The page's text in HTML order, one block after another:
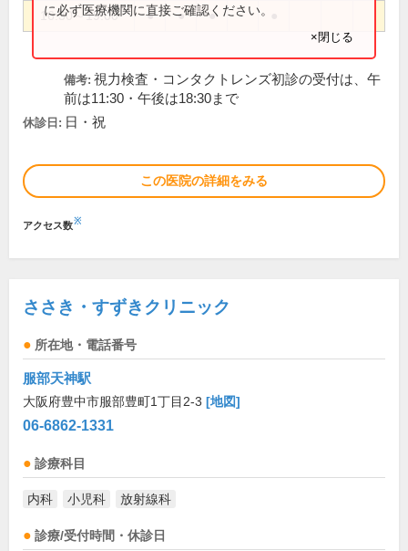
16:30～19:00 ● ● ●
に必ず医療機関に直接ご確認ください。
×閉じる
備考: 視力検査・コンタクトレンズ初診の受付は、午
前は11:30・午後は18:30まで
休診日: 日・祝
この医院の詳細をみる
アクセス数※
ささき・すずきクリニック
所在地・電話番号
服部天神駅
大阪府豊中市服部豊町1丁目2-3 [地図]
06-6862-1331
診療科目
内科 小児科 放射線科
診療/受付時間・休診日